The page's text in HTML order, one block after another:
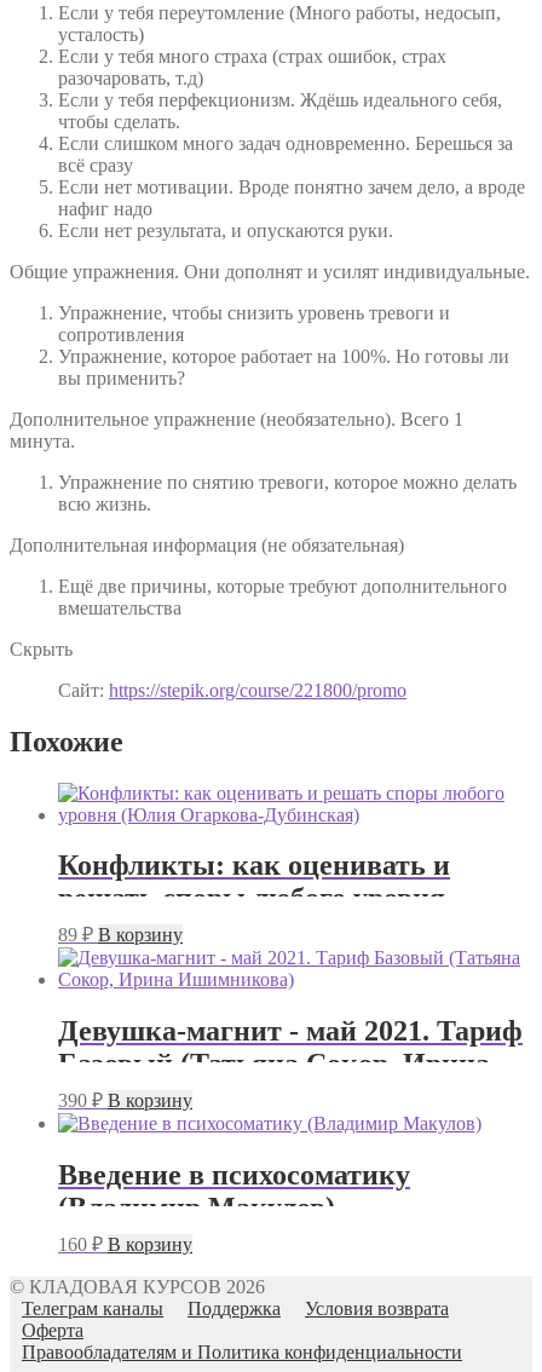
Если у тебя переутомление (Много работы, недосып,
усталость)
Если у тебя много страха (страх ошибок, страх
разочаровать, т.д)
Если у тебя перфекционизм. Ждёшь идеального себя,
чтобы сделать.
Если слишком много задач одновременно. Берешься за
всё сразу
Если нет мотивации. Вроде понятно зачем дело, а вроде
нафиг надо
Если нет результата, и опускаются руки.
Общие упражнения. Они дополнят и усилят индивидуальные.
Упражнение, чтобы снизить уровень тревоги и
сопротивления
Упражнение, которое работает на 100%. Но готовы ли
вы применить?
Дополнительное упражнение (необязательно). Всего 1
минута.
Упражнение по снятию тревоги, которое можно делать
всю жизнь.
Дополнительная информация (не обязательная)
Ещё две причины, которые требуют дополнительного
вмешательства
Скрыть
Сайт: https://stepik.org/course/221800/promo
Похожие
Конфликты: как оценивать и
решать споры любого уровня
(Юлия Огаркова-Дубинская)
89 ₽ В корзину
Девушка-магнит - май 2021. Тариф
Базовый (Татьяна Сокор, Ирина
Ишимникова)
390 ₽ В корзину
Введение в психосоматику
(Владимир Макулов)
160 ₽ В корзину
© КЛАДОВАЯ КУРСОВ 2026
Телеграм каналы
Поддержка
Условия возврата
Оферта
Правообладателям и Политика конфиденциальности